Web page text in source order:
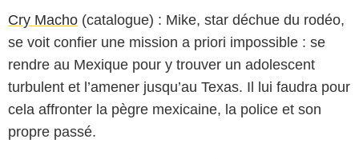
Cry Macho (catalogue) : Mike, star déchue du rodéo,
se voit confier une mission a priori impossible : se
rendre au Mexique pour y trouver un adolescent
turbulent et l’amener jusqu’au Texas. Il lui faudra pour
cela affronter la pègre mexicaine, la police et son
propre passé.